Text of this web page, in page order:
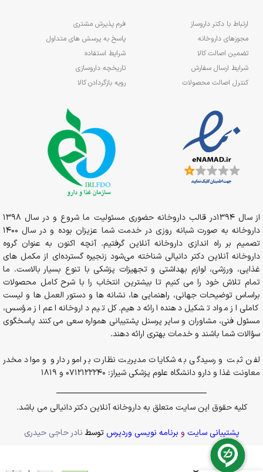
ارتباط با دکتر داروساز
مجوزهای داروخانه
تضمین اصالت کالا
شرایط ارسال سفارش
کنترل اصالت محصولات
فرم پذیرش مشتری
پاسخ به پرسش های متداول
شرایط استفاده
تاریخچه داروسازی
رویه بازگردادن کالا
از سال 1394در قالب داروخانه حضوری مسئولیت ما شروع و در سال 1398
داروخانه به صورت شبانه روزی در خدمت شما عزیزان بوده و در سال 1400
تصمیم بر راه اندازی داروخانه آنلاین گرفتیم. آنچه اکنون به عنوان گروه
داروخانه آنلاین دکتر دانیالی شناخته می‌شود زنجیره گسترده‌ای از مکمل های
غذایی، ورزشی، لوازم بهداشتی و تجهیزات پزشکی با تنوع بسیار بالاست. ما
تمام تلاش خود را می کنیم تا بیشترین انتخاب را با شرح کامل محصولات
براساس توضیحات جهانی، راهنمایی ها، نشانه ها و دستور العمل ها و لیست
کاملی از مواد تشکیل دهنده ارائه دهیم. کل تیم داروخانه اعم از مؤسس،
مسئول فنی، مشاوران و سایر پرسنل پشتیبانی همواره سعی می کنند پاسخگوی
سؤالات شما باشند و خدمات بهتری ارائه دهند.
لفن ثبت و رسیدگی به شکایات مدیریت نظارت بر امور دارو و مواد مخدر
معاونت غذا و دارو دانشگاه علوم پزشکی شیراز: 0712122240 و 1819
کلیه حقوق این سایت متعلق به داروخانه آنلاین دکتر دانیالی می باشد.
پشتیبانی سایت و برنامه نویسی وردپرس توسط نادر حاجی حیدری
کپسول آهن
فروگلوبین